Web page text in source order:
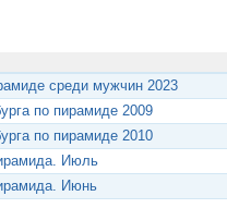
среди мужчин 2023
по пирамиде 2009
по пирамиде 2010
Июль
Июнь